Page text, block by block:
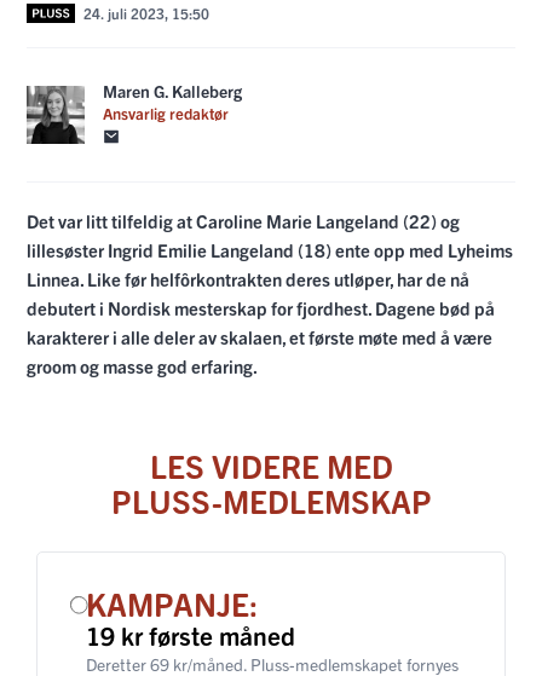
24. juli 2023, 15:50
Maren G. Kalleberg
Ansvarlig redaktør
Det var litt tilfeldig at Caroline Marie Langeland (22) og
lillesøster Ingrid Emilie Langeland (18) ente opp med Lyheims
Linnea. Like før helfôrkontrakten deres utløper, har de nå
debutert i Nordisk mesterskap for fjordhest. Dagene bød på
karakterer i alle deler av skalaen, et første møte med å være
groom og masse god erfaring.
LES VIDERE MED
PLUSS-MEDLEMSKAP
KAMPANJE:
19 kr første måned
Deretter 69 kr/måned. Pluss-medlemskapet fornyes